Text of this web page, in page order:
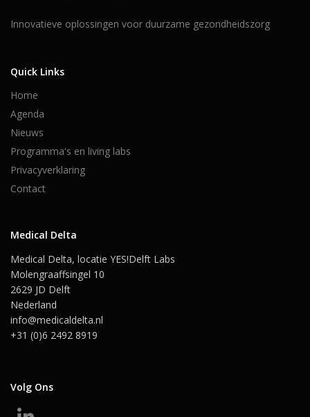
Innovatieve oplossingen voor duurzame gezondheidszorg
Quick Links
Home
Agenda
Nieuws
Programma's en living labs
Privacyverklaring
Contact
Medical Delta
Medical Delta, locatie YES!Delft Labs
Molengraaffsingel 10
2629 JD Delft
Nederland
info@medicaldelta.nl
+31 (0)6 2492 8919
Volg Ons